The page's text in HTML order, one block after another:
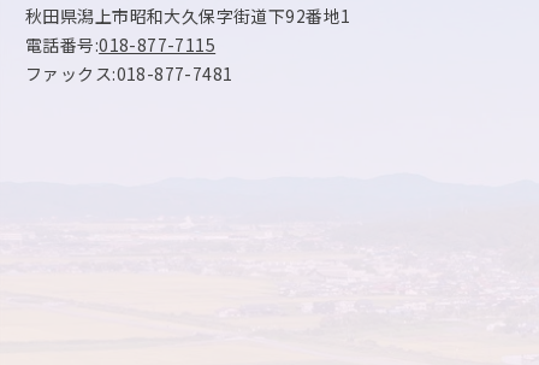
秋田県潟上市昭和大久保字街道下92番地1
電話番号:018-877-7115
ファックス:018-877-7481